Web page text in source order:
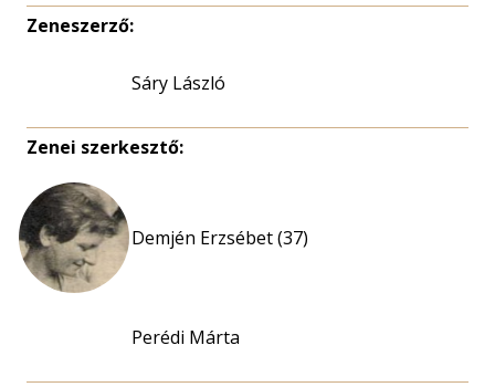
Zeneszerző:
Sáry László
Zenei szerkesztő:
Demjén Erzsébet (37)
Perédi Márta